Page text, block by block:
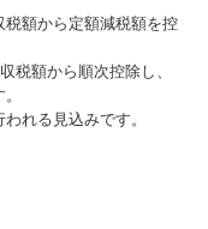
額から定額減税額を控
税額から順次控除し、
れる見込みです。